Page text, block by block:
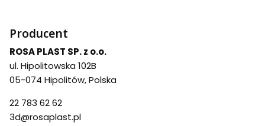
Producent
ROSA PLAST SP. z o.o.
ul. Hipolitowska 102B
05-074 Hipolitów, Polska
22 783 62 62
3d@rosaplast.pl